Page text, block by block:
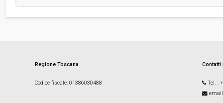
Regione Toscana
Codice fiscale: 01386030488 Tel. :
email